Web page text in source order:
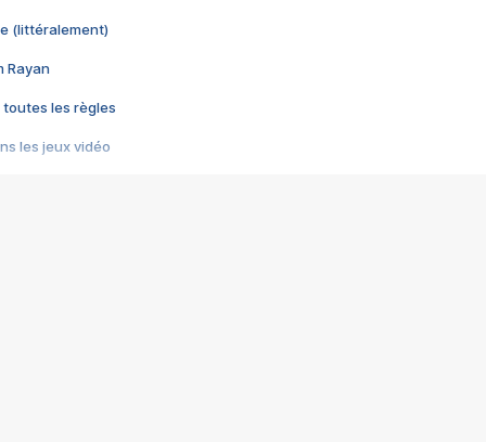
(littéralement)
Rayan
toutes les règles
les jeux vidéo